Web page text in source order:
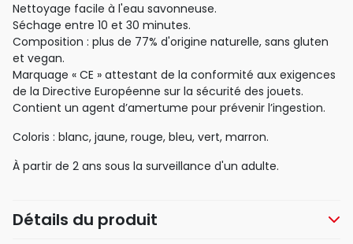
Nettoyage facile à l'eau savonneuse.
Séchage entre 10 et 30 minutes.
Composition : plus de 77% d'origine naturelle, sans gluten
et vegan.
Marquage « CE » attestant de la conformité aux exigences
de la Directive Européenne sur la sécurité des jouets.
Contient un agent d’amertume pour prévenir l’ingestion.
Coloris : blanc, jaune, rouge, bleu, vert, marron.
À partir de 2 ans sous la surveillance d'un adulte.
Détails du produit